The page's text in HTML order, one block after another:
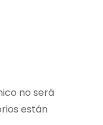
no será
están